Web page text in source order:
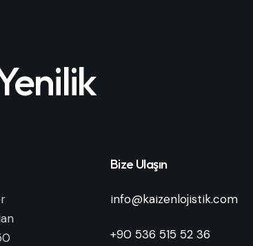
Bize Ulaşın
info@kaizenlojistik.com
+90 536 515 52 36